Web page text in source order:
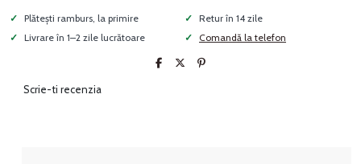
Plătești ramburs, la primire
Retur în 14 zile
Livrare în 1–2 zile lucrătoare
Comandă la telefon
Scrie-ti recenzia